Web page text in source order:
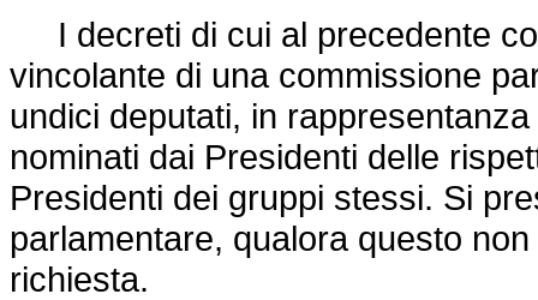
I decreti di cui al precedente
vincolante di una commissione
undici deputati, in
nominati dai Presidenti delle
Presidenti dei gruppi stessi. Si
parlamentare, qualora questo
richiesta.